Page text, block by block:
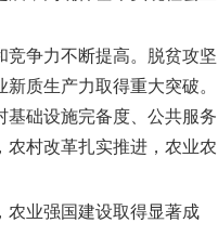
竞争力不断提高。脱贫攻坚
质生产力取得重大突破。
基础设施完备度、公共服务
农村改革扎实推进，农业农
农业强国建设取得显著成